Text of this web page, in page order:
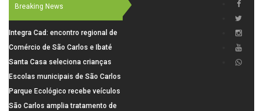
Breaking News
Integra Cad: encontro regional de
segurança púbica será realizado
dia 10 de agosto em São Carlos
Comércio de São Carlos e Ibaté
terá horário especial para o dia
dos Pais
Santa Casa seleciona crianças
para pesquisa sobre dor de
crescimento
Escolas municipais de São Carlos
superam média Nacional do IDEB
Parque Ecológico recebe veículos
elétricos e moderniza rotina de
São Carlos amplia tratamento de